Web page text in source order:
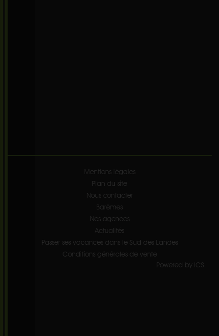
Mentions légales
Plan du site
Nous contacter
Barèmes
Nos agences
Actualités
Passer ses vacances dans le Sud des Landes
Conditions générales de vente
Powered by ICS